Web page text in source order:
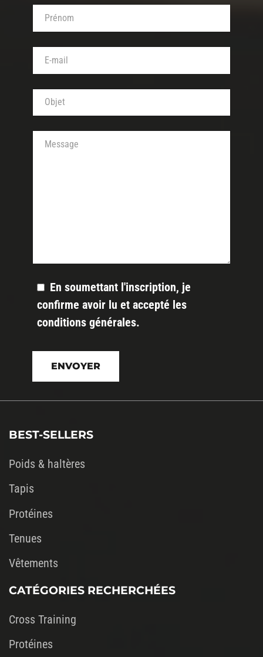
Votre prénom (obligatoire)
Votre adresse de messagerie (obligatoire)
Objet de votre message (obligatoire)
Votre message
En soumettant l'inscription, je
confirme avoir lu et accepté les
conditions générales.
Veuillez
laisser
ce
champ
BEST-SELLERS
Poids & haltères
Tapis
Protéines
Tenues
Vêtements
CATÉGORIES RECHERCHÉES
Cross Training
Protéines